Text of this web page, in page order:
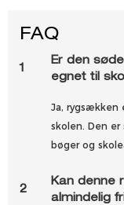
FAQ
1
Er den
egnet til
Ja, rygsækken
skolen. Den
bøger og
2
Kan denne
almindelig